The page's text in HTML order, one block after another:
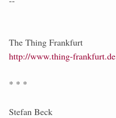
The Thing Frankfurt
http://www.thing-frankfurt.de
* * *
Stefan Beck